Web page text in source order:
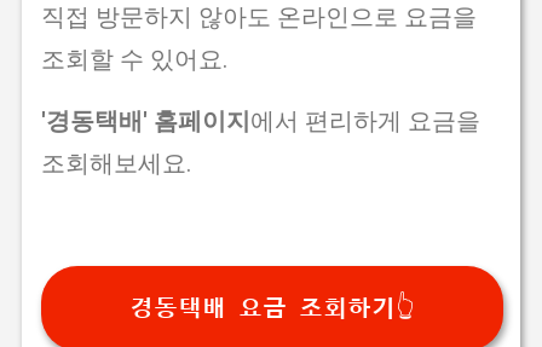
직접 방문하지 않아도 온라인으로 요금을
조회할 수 있어요.
'경동택배' 홈페이지에서 편리하게 요금을
조회해보세요.
경동택배 요금 조회하기👆